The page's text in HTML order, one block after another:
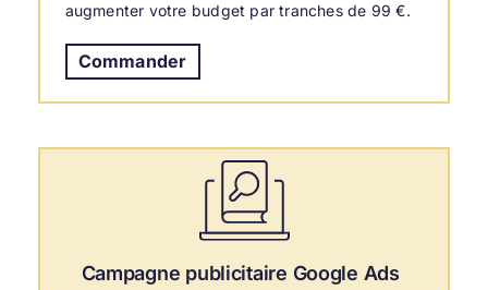
augmenter votre budget par tranches de 99 €.
Commander
Campagne publicitaire Google Ads